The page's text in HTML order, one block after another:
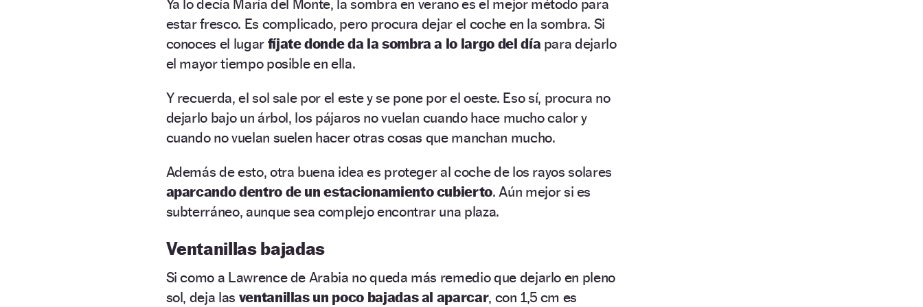
Ya lo decía María del Monte, la sombra en verano es el mejor método para
estar fresco. Es complicado, pero procura dejar el coche en la sombra. Si
conoces el lugar fíjate donde da la sombra a lo largo del día para dejarlo
el mayor tiempo posible en ella.
Y recuerda, el sol sale por el este y se pone por el oeste. Eso sí, procura no
dejarlo bajo un árbol, los pájaros no vuelan cuando hace mucho calor y
cuando no vuelan suelen hacer otras cosas que manchan mucho.
Además de esto, otra buena idea es proteger al coche de los rayos solares
aparcando dentro de un estacionamiento cubierto. Aún mejor si es
subterráneo, aunque sea complejo encontrar una plaza.
Ventanillas bajadas
Si como a Lawrence de Arabia no queda más remedio que dejarlo en pleno
sol, deja las ventanillas un poco bajadas al aparcar, con 1,5 cm es